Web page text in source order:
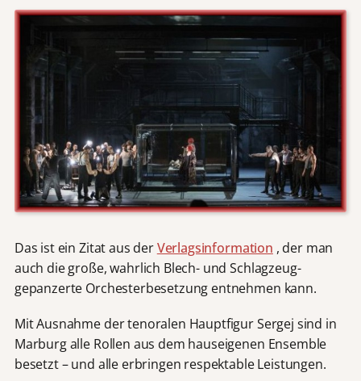
Das ist ein Zitat aus derVerlagsinformation , der man
auch die große, wahrlich Blech- und Schlagzeug-
gepanzerte Orchesterbesetzung entnehmen kann.
Mit Ausnahme der tenoralen Hauptfigur Sergej sind in
Marburg alle Rollen aus dem hauseigenen Ensemble
besetzt – und alle erbringen respektable Leistungen.